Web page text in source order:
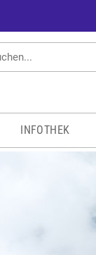
INFOTHEK